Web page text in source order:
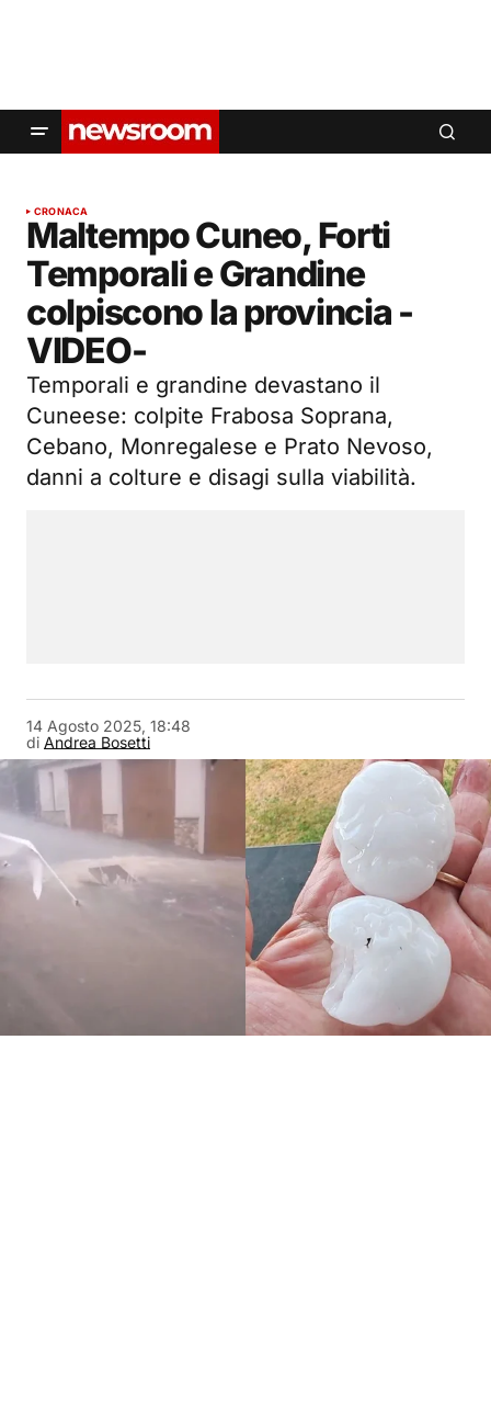
CRONACA
Maltempo Cuneo, Forti
Temporali e Grandine
colpiscono la provincia -
VIDEO-
Temporali e grandine devastano il
Cuneese: colpite Frabosa Soprana,
Cebano, Monregalese e Prato Nevoso,
danni a colture e disagi sulla viabilità.
di Andrea Bosetti
14 Agosto 2025, 18:48